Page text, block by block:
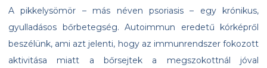
A pikkelysömör – más néven psoriasis – egy krónikus,
gyulladásos bőrbetegség. Autoimmun eredetű kórképről
beszélünk, ami azt jelenti, hogy az immunrendszer fokozott
aktivitása miatt a bőrsejtek a megszokottnál jóval